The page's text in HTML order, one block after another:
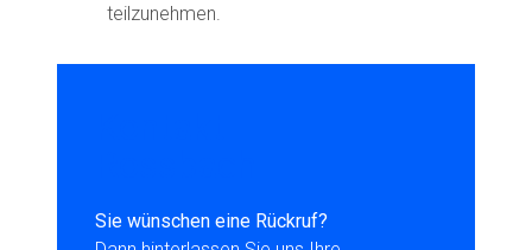
teilzunehmen.
Sie wünschen eine Rückruf?